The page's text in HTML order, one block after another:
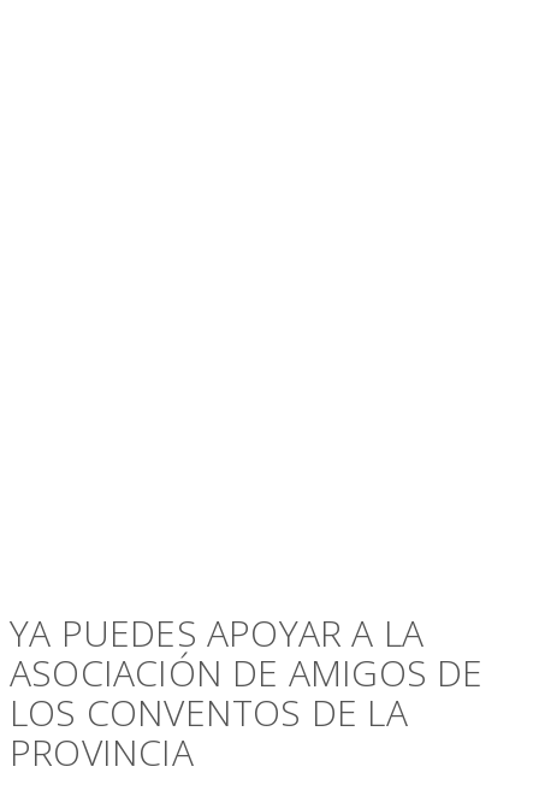
YA PUEDES APOYAR A LA
ASOCIACIÓN DE AMIGOS DE
LOS CONVENTOS DE LA
PROVINCIA